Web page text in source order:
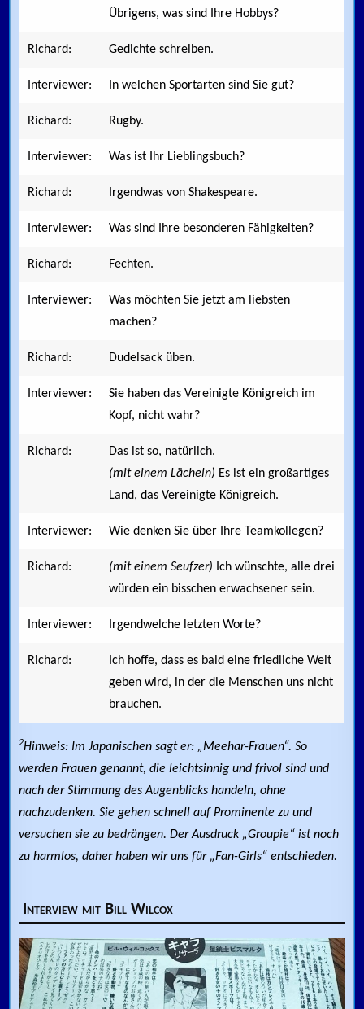
Übrigens, was sind Ihre Hobbys?
Richard: Gedichte schreiben.
Interviewer: In welchen Sportarten sind Sie gut?
Richard: Rugby.
Interviewer: Was ist Ihr Lieblingsbuch?
Richard: Irgendwas von Shakespeare.
Interviewer: Was sind Ihre besonderen Fähigkeiten?
Richard: Fechten.
Interviewer:
Was möchten Sie jetzt am liebsten
machen?
Richard: Dudelsack üben.
Interviewer:
Sie haben das Vereinigte Königreich im
Kopf, nicht wahr?
Richard:
Das ist so, natürlich.
(mit einem Lächeln) Es ist ein großartiges
Land, das Vereinigte Königreich.
Interviewer: Wie denken Sie über Ihre Teamkollegen?
Richard: (mit einem Seufzer) Ich wünschte, alle drei
würden ein bisschen erwachsener sein.
Interviewer: Irgendwelche letzten Worte?
Richard:
Ich hoffe, dass es bald eine friedliche Welt
geben wird, in der die Menschen uns nicht
brauchen.
2Hinweis: Im Japanischen sagt er: „Meehar-Frauen“. So
werden Frauen genannt, die leichtsinnig und frivol sind und
nach der Stimmung des Augenblicks handeln, ohne
nachzudenken. Sie gehen schnell auf Prominente zu und
versuchen sie zu bedrängen. Der Ausdruck „Groupie“ ist noch
zu harmlos, daher haben wir uns für „Fan-Girls“ entschieden.
Interview mit Bill Wilcox